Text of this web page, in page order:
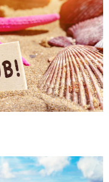
© Michael Bihlmayer